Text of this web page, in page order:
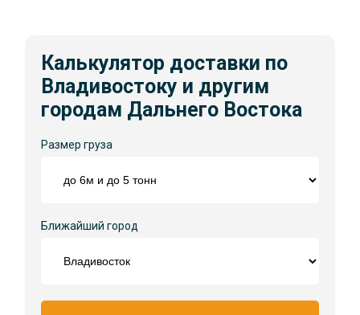
Калькулятор доставки по
Владивостоку и другим
городам Дальнего Востока
Размер груза
Ближайший город